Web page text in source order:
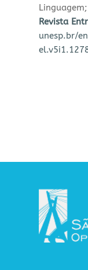
Revista
unesp.br/